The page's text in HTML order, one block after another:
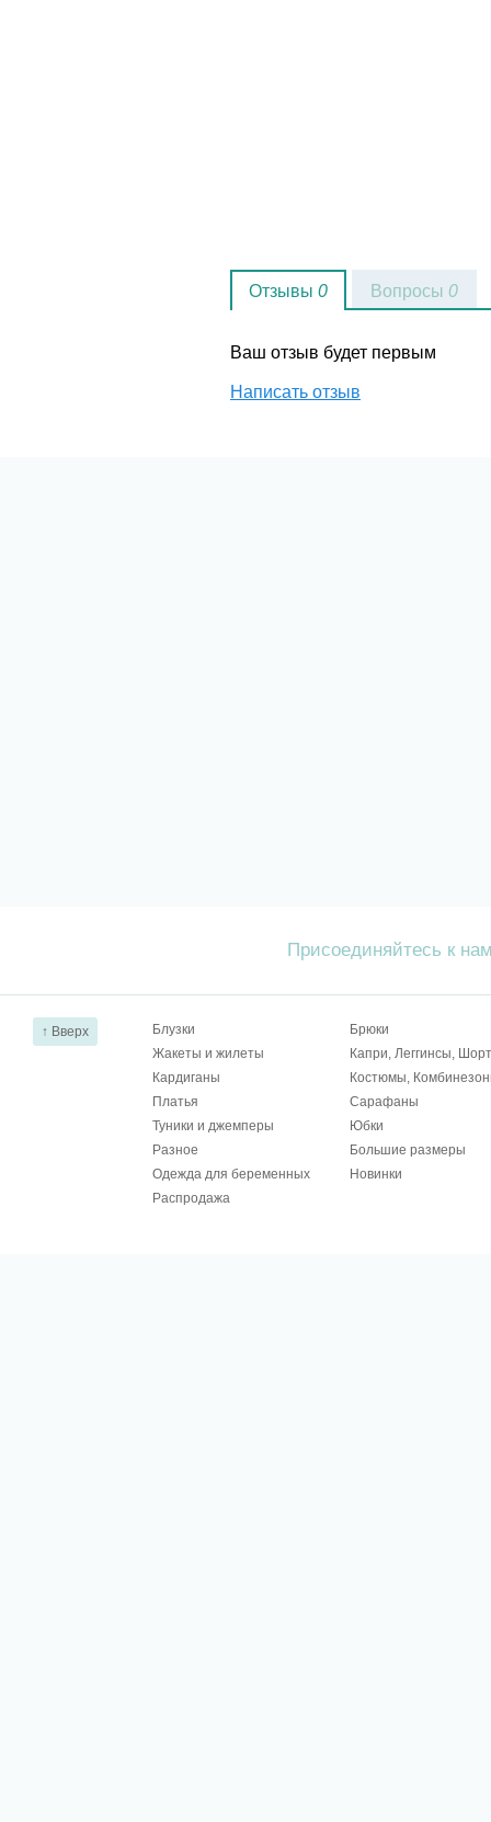
Отзывы 0
Ваш отзыв будет первым
Написать отзыв
Вопросы 0
Присоединяйтесь к
↑ Вверх Блузки
Брюки
Жакеты и жилеты
Капри, Леггинсы,
Кардиганы
Костюмы,
Платья
Сарафаны
Туники и джемперы
Юбки
Разное
Большие размеры
Одежда для беременных
Новинки
Распродажа